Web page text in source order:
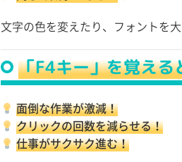
文字の色を変えたり、フォントを
「F4キー」を覚え
面倒な作業が激減！
クリックの回数を減らせる！
仕事がサクサク進む！